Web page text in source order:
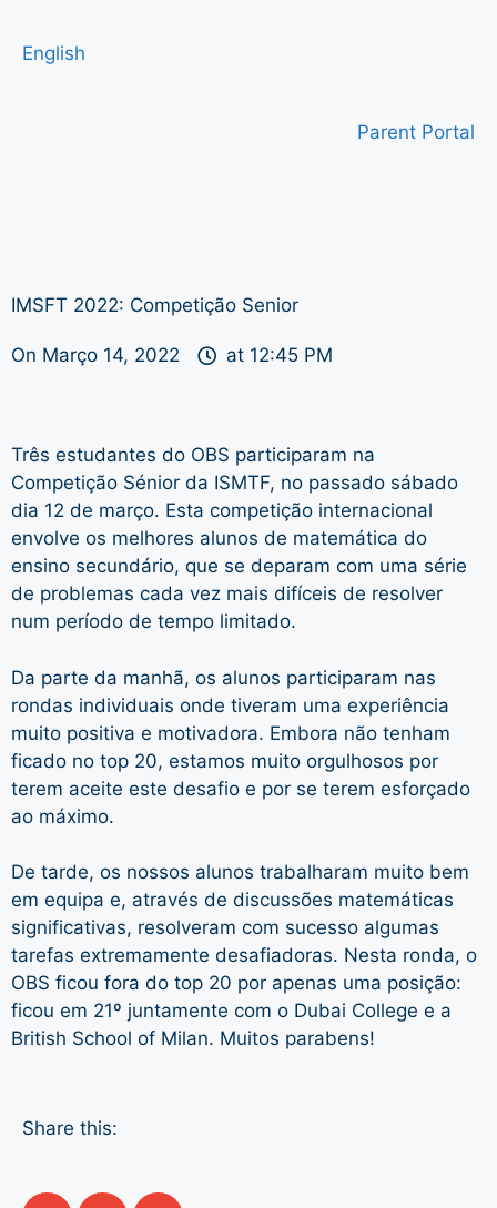
English
Parent Portal
IMSFT 2022: Competição Senior
On Março 14, 2022 at 12:45 PM
Três estudantes do OBS participaram na
Competição Sénior da ISMTF, no passado sábado
dia 12 de março. Esta competição internacional
envolve os melhores alunos de matemática do
ensino secundário, que se deparam com uma série
de problemas cada vez mais difíceis de resolver
num período de tempo limitado.
Da parte da manhã, os alunos participaram nas
rondas individuais onde tiveram uma experiência
muito positiva e motivadora. Embora não tenham
ficado no top 20, estamos muito orgulhosos por
terem aceite este desafio e por se terem esforçado
ao máximo.
De tarde, os nossos alunos trabalharam muito bem
em equipa e, através de discussões matemáticas
significativas, resolveram com sucesso algumas
tarefas extremamente desafiadoras. Nesta ronda, o
OBS ficou fora do top 20 por apenas uma posição:
ficou em 21º juntamente com o Dubai College e a
British School of Milan. Muitos parabens!
Share this: